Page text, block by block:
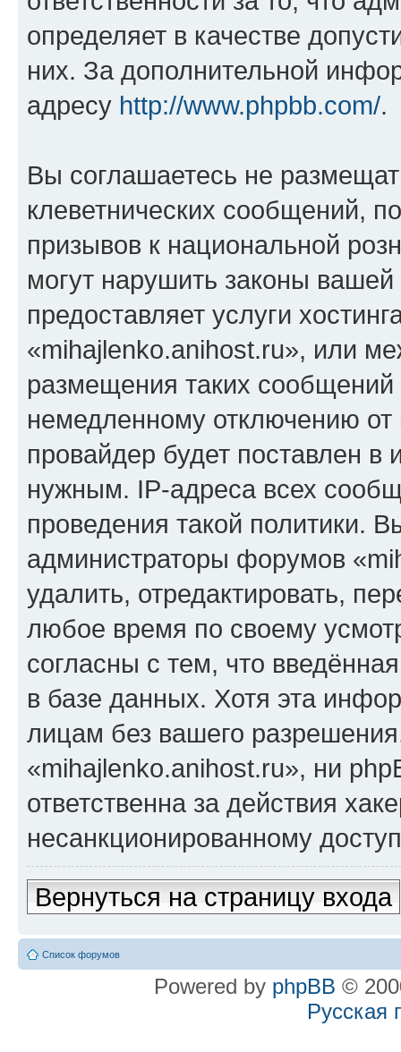
определяет в качестве
них. За дополнительной
адресу http://www.phpbb.com/.
Вы соглашаетесь не
клеветнических сообщений,
призывов к национальной
могут нарушить законы
предоставляет услуги
«mihajlenko.anihost.ru», или
размещения таких
немедленному отключению
провайдер будет поставлен в
нужным. IP-адреса всех
проведения такой политики.
администраторы форумов
удалить, отредактировать,
любое время по своему
согласны с тем, что
в базе данных. Хотя эта
лицам без вашего
«mihajlenko.anihost.ru», ни
ответственна за действия
несанкционированному
Вернуться на страницу входа
Список форумов
Powered by phpBB ©
Русская